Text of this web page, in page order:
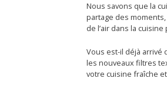
Nous savons que la
partage des
de l’air dans la
Vous est-il déjà arrivé
les nouveaux filtres
votre cuisine fraîche